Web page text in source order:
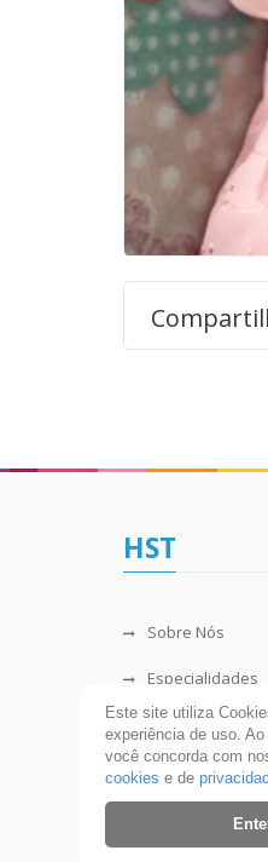
HST
Sobre Nós
Especialidades
Projeto Amigos
Portal
Política de
Este site utiliza
experiência de uso.
você concorda com
cookies e de